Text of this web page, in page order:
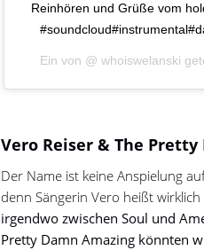
Reinhören und Grüße vom
Ein von @ whoiswelanski
Vero Reiser & The
Der Name ist keine Anspielung
denn Sängerin Vero heißt wirklich
irgendwo zwischen Soul und
Pretty Damn Amazing könnten